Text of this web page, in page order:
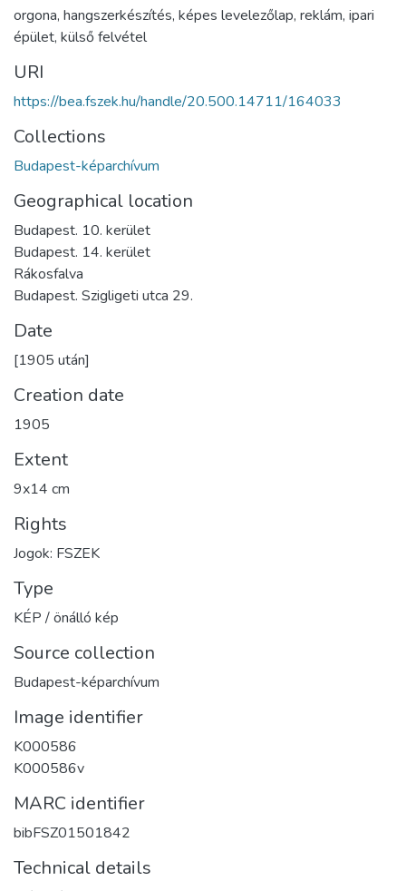
orgona, hangszerkészítés, képes levelezőlap, reklám, ipari
épület, külső felvétel
URI
https://bea.fszek.hu/handle/20.500.14711/164033
Collections
Budapest-képarchívum
Geographical location
Budapest. 10. kerület
Budapest. 14. kerület
Rákosfalva
Budapest. Szigligeti utca 29.
Date
[1905 után]
Creation date
1905
Extent
9x14 cm
Rights
Jogok: FSZEK
Type
KÉP / önálló kép
Source collection
Budapest-képarchívum
Image identifier
K000586
K000586v
MARC identifier
bibFSZ01501842
Technical details